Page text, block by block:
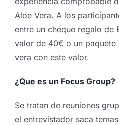
Aloe Vera. A los
entre un cheque regalo de
valor de 40€ o un
vera con este valor.
¿Que es un Focus Group?
Se tratan de reuniones
el entrevistador saca